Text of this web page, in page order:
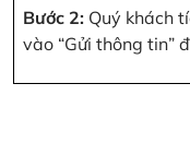
Bước 2: Quý khách
vào “Gửi thông tin”